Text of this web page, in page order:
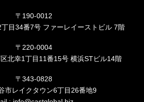
〒190-0012
目34番7号 ファーレイーストビル 7階
〒220-0004
北幸1丁目11番15号 横浜STビル14階
〒343-0828
市レイクタウン6丁目26番地9